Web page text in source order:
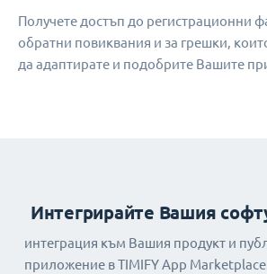
Получете достъп до регистрационни
обратни повиквания и за грешки,
да адаптирате и подобрите Вашите
Интегрирайте Вашия
интеграция към Вашия продукт и
приложение в TIMIFY App